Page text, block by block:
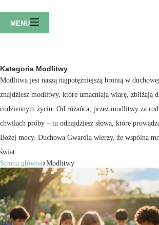
MENU
Kategoria Modlitwy
Modlitwa jest naszą najpotężniejszą bronią w
znajdziesz modlitwy, które umacniają wiarę, zbliżają
codziennym życiu. Od różańca, przez modlitwy za
chwilach próby – tu odnajdziesz słowa, które
Bożej mocy. Duchowa Gwardia wierzy, że wspólna
świat.
Strona główna Modlitwy